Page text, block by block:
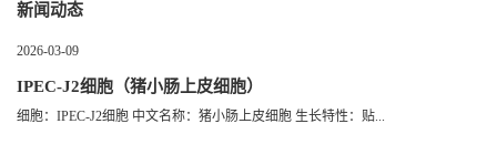
新闻动态
2026-03-09
IPEC-J2细胞（猪小肠上皮细胞）
细胞：IPEC-J2细胞 中文名称：猪小肠上皮细胞 生长特性：贴...